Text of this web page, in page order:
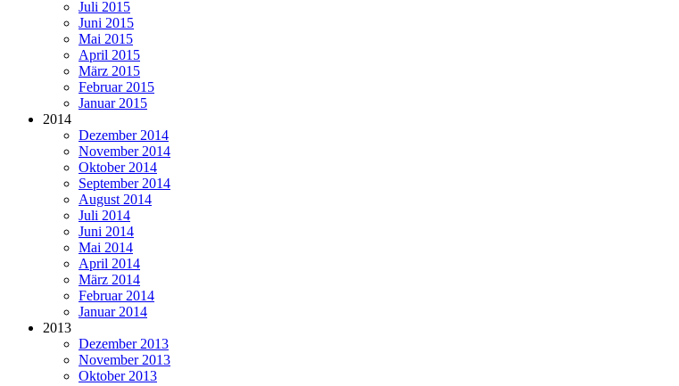
Juli 2015
Juni 2015
Mai 2015
April 2015
März 2015
Februar 2015
Januar 2015
2014
Dezember 2014
November 2014
Oktober 2014
September 2014
August 2014
Juli 2014
Juni 2014
Mai 2014
April 2014
März 2014
Februar 2014
Januar 2014
2013
Dezember 2013
November 2013
Oktober 2013